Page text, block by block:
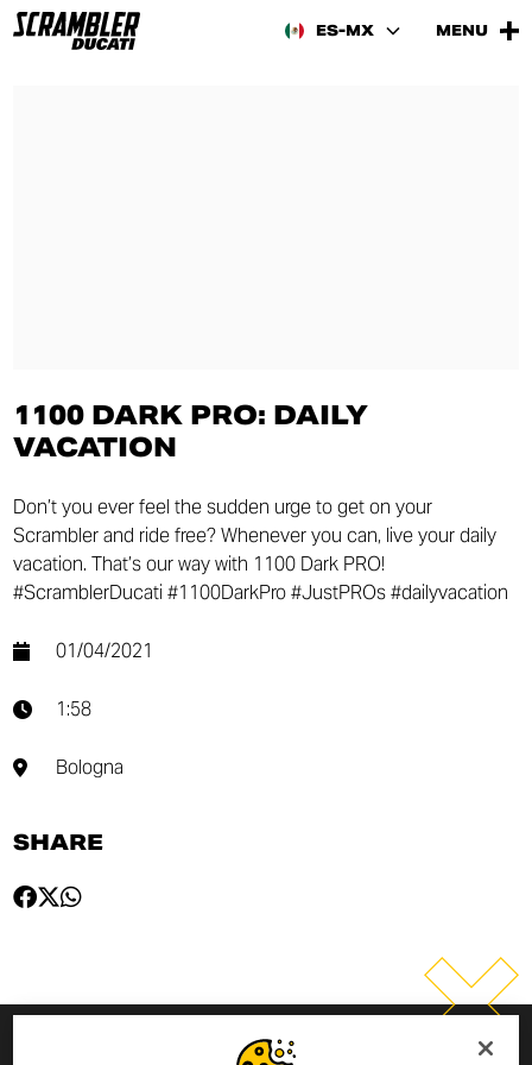
ES-MX MENU
1100 DARK PRO: DAILY
VACATION
Don’t you ever feel the sudden urge to get on your
Scrambler and ride free? Whenever you can, live your daily
vacation. That’s our way with 1100 Dark PRO!
#ScramblerDucati #1100DarkPro #JustPROs #dailyvacation
01/04/2021
1:58
Bologna
SHARE